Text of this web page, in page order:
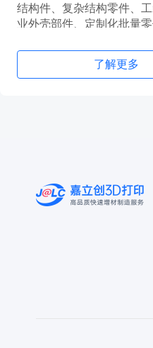
结构件、复杂结构零件、
业外壳部件、定制化批量
了解更多